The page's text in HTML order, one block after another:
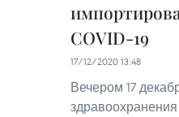
COVID-19
17/12/2020 13:48
Вечером 17